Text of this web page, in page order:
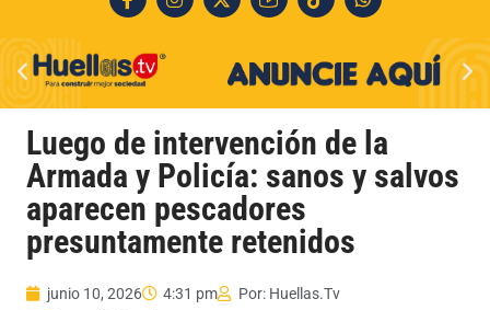
Luego de intervención de la
Armada y Policía: sanos y salvos
aparecen pescadores
presuntamente retenidos
junio 10, 2026 4:31 pm Por: Huellas.Tv